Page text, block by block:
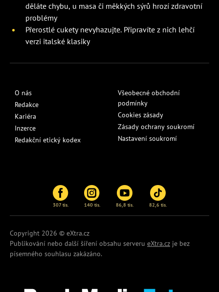
děláte chybu, u masa či měkkých sýrů hrozí zdravotní
problémy
Přerostlé cukety nevyhazujte. Připravíte z nich lehčí
verzi italské klasiky
O nás
Redakce
Kariéra
Inzerce
Redakční etický kodex
Všeobecné obchodní
podmínky
Cookies zásady
Zásady ochrany soukromí
Nastavení soukromí
307 tis. 140 tis. 86,8 tis. 82,6 tis.
Copyright 2026 © eXtra.cz
Publikování nebo další šíření obsahu serveru eXtra.cz je bez
písemného souhlasu zakázáno.